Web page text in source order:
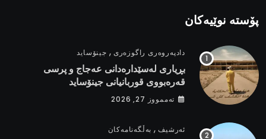
پۆستە نوێیەکان
دادپەروەری راگوزەری , جینۆساید
بڕیاری لەسێدارەدانی عەجاج و پرسی
قەرەبووی قوربانیانی جینۆساید
تەممووز 27, 2026
ئەرشیف, بەڵگەنامەکان